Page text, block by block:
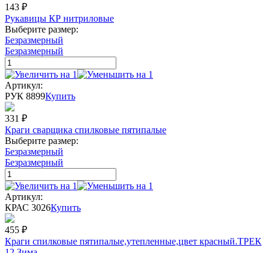
143 ₽
Рукавицы КР нитриловые
Выберите размер:
Безразмерный
Безразмерный
Артикул:
РУК 8899Купить
331 ₽
Краги сварщика спилковые пятипалые
Выберите размер:
Безразмерный
Безразмерный
Артикул:
КРАС 3026Купить
455 ₽
Краги спилковые пятипалые,утепленные,цвет красный.ТРЕК